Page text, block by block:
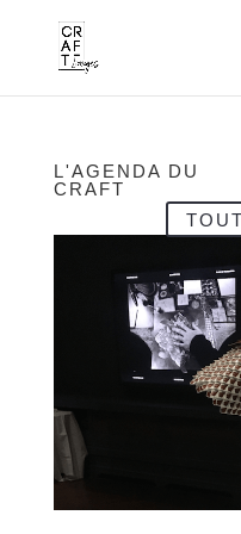
L'AGENDA DU
CRAFT